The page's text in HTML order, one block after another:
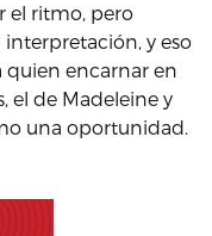
el ritmo, pero
interpretación, y eso
quien encarnar en
el de Madeleine y
una oportunidad.